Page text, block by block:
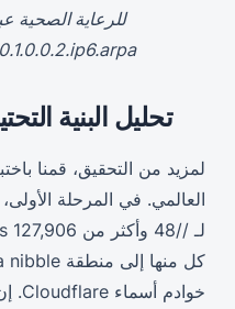
تحليل البنية
العالمي. في المرحلة